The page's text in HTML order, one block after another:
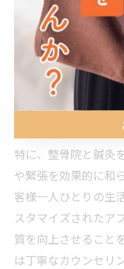
する方には、定期的
現代人のライフス
現代のライフスタイ
りがちです。南福岡
の中で無理なく取り
特に、整骨院と鍼灸
や緊張を効果的に和
客様一人ひとりの生
スタマイズされたア
質を向上させること
は丁寧なカウンセリ